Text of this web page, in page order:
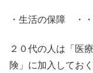
・生活の保障 ・
２０代の人は「医
険」に加入してお